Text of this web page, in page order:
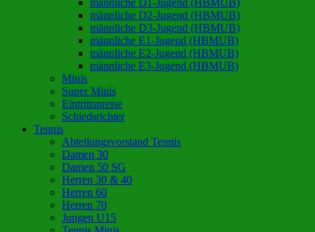
männliche D2-Jugend (HBMUB)
männliche D3-Jugend (HBMUB)
männliche E1-Jugend (HBMUB)
männliche E2-Jugend (HBMUB)
männliche E3-Jugend (HBMUB)
Minis
Super Minis
Eintrittspreise
Schiedsrichter
Tennis
Abteilungsvorstand Tennis
Damen 30
Damen 50 SG
Herren 30 & 40
Herren 60
Herren 70
Jungen U15